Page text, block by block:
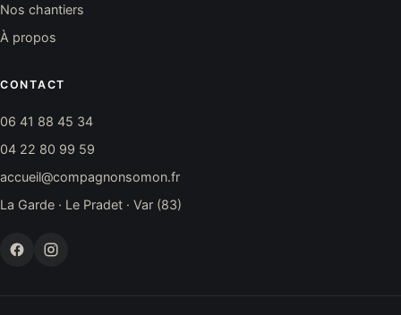
Nos chantiers
À propos
CONTACT
06 41 88 45 34
04 22 80 99 59
accueil@compagnonsomon.fr
La Garde · Le Pradet · Var (83)